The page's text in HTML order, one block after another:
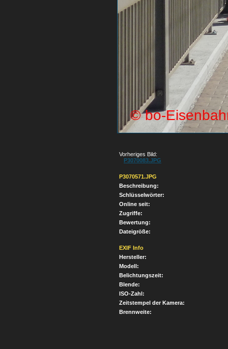
Vorheriges Bild:
P3070083.JPG
P3070571.JPG
Beschreibung:
Schlüsselwörter:
Online seit:
Zugriffe:
Bewertung:
Dateigröße:
EXIF Info
Hersteller:
Modell:
Belichtungszeit:
Blende:
ISO-Zahl:
Zeitstempel der Kamera:
Brennweite: